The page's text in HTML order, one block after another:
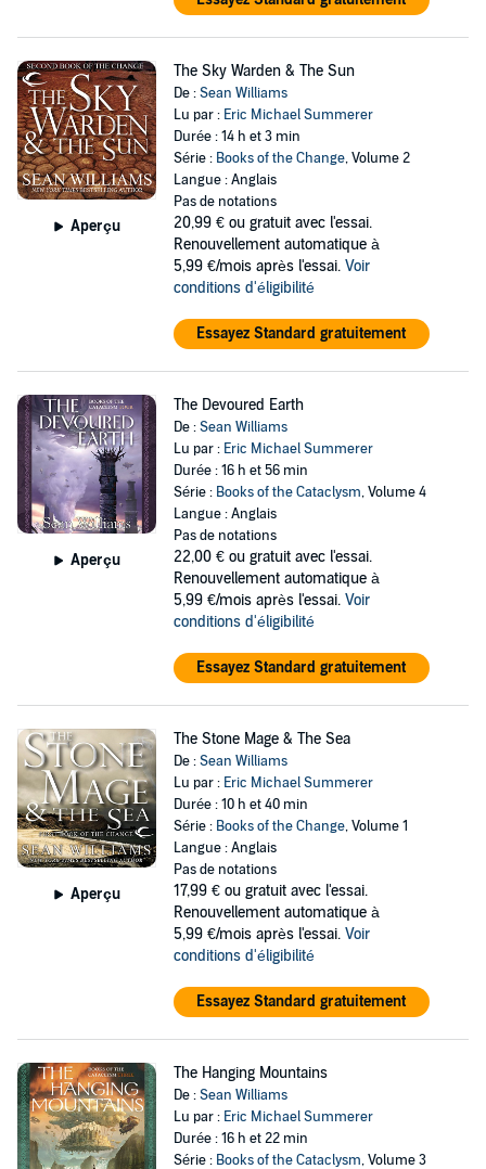
Aperçu
The Sky Warden & The Sun
De :Sean Williams
Lu par : Eric Michael Summerer
Durée : 14 h et 3 min
Série : Books of the Change, Volume 2
Langue : Anglais
Pas de notations
20,99 € ou gratuit avec l'essai.
Renouvellement automatique à
5,99 €/mois après l'essai. Voir
conditions d'éligibilité
Essayez Standard gratuitement
Aperçu
The Devoured Earth
De :Sean Williams
Lu par : Eric Michael Summerer
Durée : 16 h et 56 min
Série : Books of the Cataclysm, Volume 4
Langue : Anglais
Pas de notations
22,00 € ou gratuit avec l'essai.
Renouvellement automatique à
5,99 €/mois après l'essai. Voir
conditions d'éligibilité
Essayez Standard gratuitement
Aperçu
The Stone Mage & The Sea
De :Sean Williams
Lu par : Eric Michael Summerer
Durée : 10 h et 40 min
Série : Books of the Change, Volume 1
Langue : Anglais
Pas de notations
17,99 € ou gratuit avec l'essai.
Renouvellement automatique à
5,99 €/mois après l'essai. Voir
conditions d'éligibilité
Essayez Standard gratuitement
The Hanging Mountains
De :Sean Williams
Lu par : Eric Michael Summerer
Durée : 16 h et 22 min
Série : Books of the Cataclysm, Volume 3